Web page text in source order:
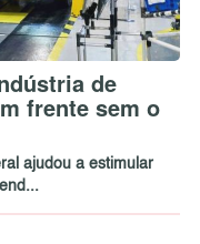
de
frente sem o
ajudou a estimular